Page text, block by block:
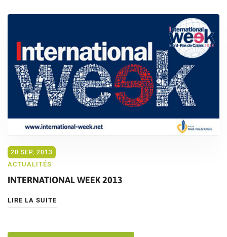
20 SEP, 2013
ACTUALITÉS
INTERNATIONAL WEEK 2013
LIRE LA SUITE